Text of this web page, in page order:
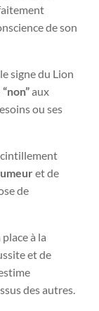
de son
signe du Lion
aux
ou ses
et de
de
à la
et de
des autres.